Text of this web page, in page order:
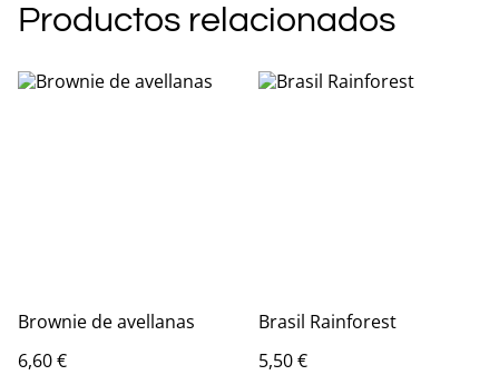
Productos relacionados
Brownie de avellanas
6,60 €
Brasil Rainforest
5,50 €